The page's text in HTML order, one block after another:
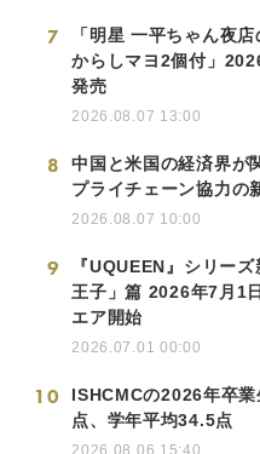
7
「明星 一平ちゃん夜
からしマヨ2個付」
発売
2026.08.07 13:00
8
中国と米国の経済界が
プライチェーン協力の
2026.08.07 10:00
9
『UQUEEN』シリー
王子」篇 2026年7月1
エア開始
2026.07.01 00:00
10
ISHCMCの2026年卒
点、学年平均34.5点
2026.08.06 15:40